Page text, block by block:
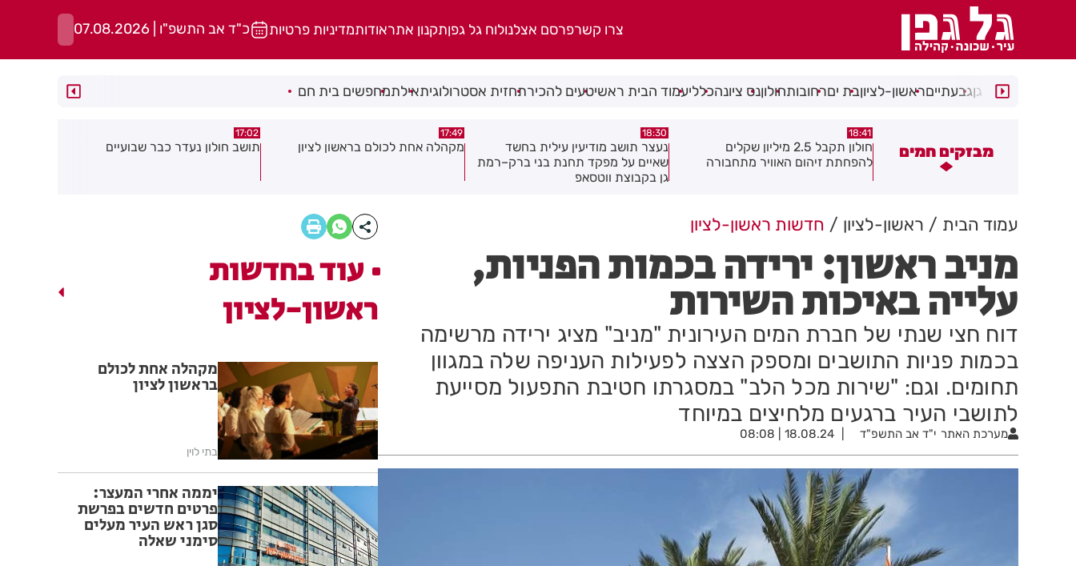
צרו קשרפרסם אצלנולוח גל גפןתקנון אתראודותמדיניות פרטיות כ"ד אב התשפ"ו | 07.08.2026
רמת גןגבעתייםראשון-לציוןבת יםרחובותחולוןנס ציונהכלליעמוד הבית ראשיטעים להכירתחזית אסטרולוגיתאילתמחפשים בית חם
מבזקים חמים
חולון תקבל 2.5 מיליון שקלים
להפחתת זיהום האוויר מתחבורה
18:30
נעצר תושב מודיעין עילית בחשד
שאיים על מפקד תחנת בני ברק–רמת
17:49
מקהלה אחת לכולם בראשון לציון
17:02
תושב חולון נעדר כבר שבועיים
15:21
"הרצל שמח בחמישי": עיריית רחובות
עמוד הבית ראשון-לציון חדשות ראשון-לציון
מניב ראשון: ירידה בכמות הפניות,
עלייה באיכות השירות
דוח חצי שנתי של חברת המים העירונית "מניב" מציג ירידה מרשימה
בכמות פניות התושבים ומספק הצצה לפעילות העניפה שלה במגוון
תחומים. וגם: "שירות מכל הלב" במסגרתו חטיבת התפעול מסייעת
לתושבי העיר ברגעים מלחיצים במיוחד
מערכת האתר י"ד אב התשפ"ד 18.08.24 | 08:08
עוד בחדשות
ראשון-לציון
מקהלה אחת לכולם
בראשון לציון
בתי לוין
יממה אחרי המעצר:
פרטים חדשים בפרשת
סגן ראש העיר מעלים
סימני שאלה